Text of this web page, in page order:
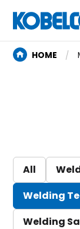
HOME
All
Welding
Welding